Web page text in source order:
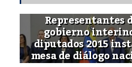
Representantes
gobierno
diputados 2015
mesa de diálogo